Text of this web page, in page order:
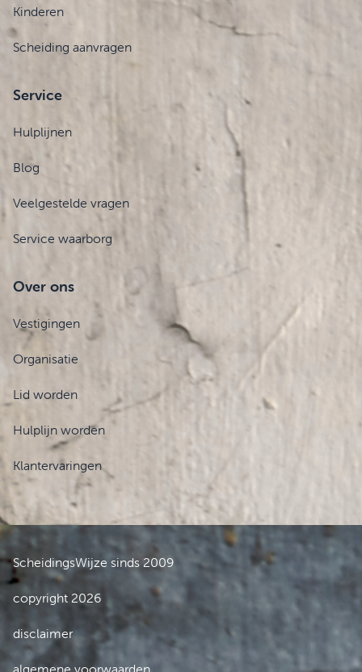
Kinderen
Scheiding aanvragen
Service
Hulplijnen
Blog
Veelgestelde vragen
Service waarborg
Over ons
Vestigingen
Organisatie
Lid worden
Hulplijn worden
Klantervaringen
ScheidingsWijze sinds 2009
copyright 2026
disclaimer